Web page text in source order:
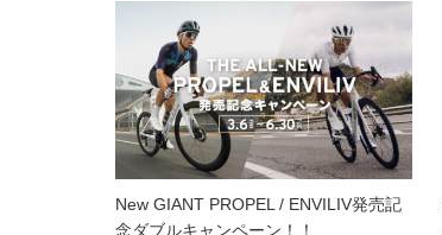
New GIANT PROPEL / ENVILIV発売記
念ダブルキャンペーン！！